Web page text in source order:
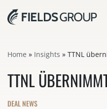
Home » Insights » TTNL
TTNL
DEAL NEWS